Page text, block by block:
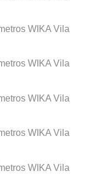
WIKA Vila
WIKA Vila
WIKA Vila
WIKA Vila
WIKA Vila